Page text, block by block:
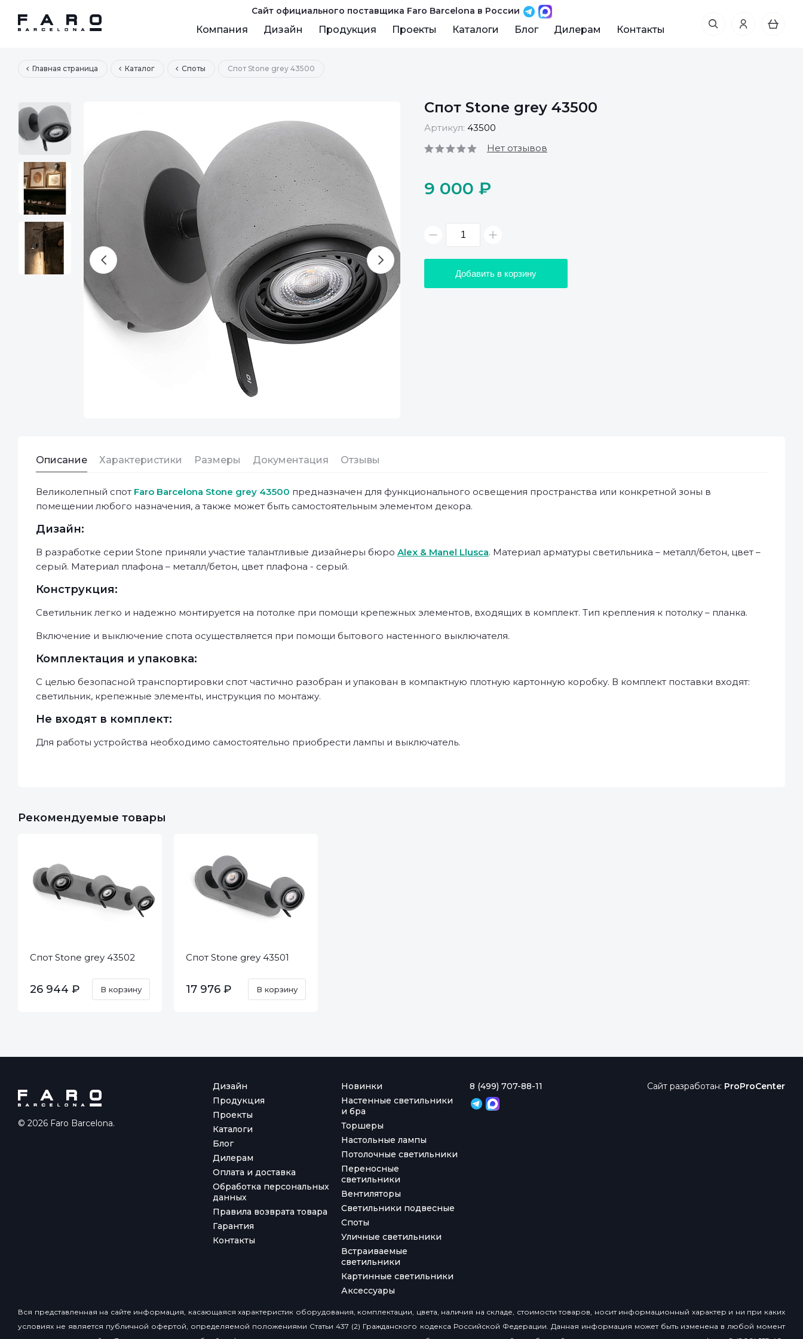
Сайт официального поставщика Faro Barcelona в России
Компания Дизайн Продукция Проекты Каталоги Блог Дилерам Контакты
Главная страница Каталог Споты Спот Stone grey 43500
Спот Stone grey 43500
Артикул: 43500
Нет отзывов
9 000 ₽
Добавить в корзину
Описание Характеристики Размеры Документация Отзывы
Великолепный спот Faro Barcelona Stone grey 43500 предназначен для функционального освещения пространства или конкретной зоны в
помещении любого назначения, а также может быть самостоятельным элементом декора.
Дизайн:
В разработке серии Stone приняли участие талантливые дизайнеры бюро Alex & Manel Llusca. Материал арматуры светильника – металл/бетон, цвет –
серый. Материал плафона – металл/бетон, цвет плафона - серый.
Конструкция:
Светильник легко и надежно монтируется на потолке при помощи крепежных элементов, входящих в комплект. Тип крепления к потолку – планка.
Включение и выключение спота осуществляется при помощи бытового настенного выключателя.
Комплектация и упаковка:
С целью безопасной транспортировки спот частично разобран и упакован в компактную плотную картонную коробку. В комплект поставки входят:
светильник, крепежные элементы, инструкция по монтажу.
Не входят в комплект:
Для работы устройства необходимо самостоятельно приобрести лампы и выключатель.
Рекомендуемые товары
Спот Stone grey 43502
26 944 ₽ В корзину
Спот Stone grey 43501
17 976 ₽ В корзину
© 2026 Faro Barcelona.
Дизайн
Продукция
Проекты
Каталоги
Блог
Дилерам
Оплата и доставка
Обработка персональных
данных
Правила возврата товара
Гарантия
Контакты
Новинки
Настенные светильники
и бра
Торшеры
Настольные лампы
Потолочные светильники
Переносные
светильники
Вентиляторы
Светильники подвесные
Споты
Уличные светильники
Встраиваемые
светильники
Картинные светильники
Аксессуары
8 (499) 707-88-11 Сайт разработан: ProProCenter
Вся представленная на сайте информация, касающаяся характеристик оборудования, комплектации, цвета, наличия на складе, стоимости товаров, носит информационный характер и ни при каких
условиях не является публичной офертой, определяемой положениями Статьи 437 (2) Гражданского кодекса Российской Федерации. Данная информация может быть изменена в любой момент